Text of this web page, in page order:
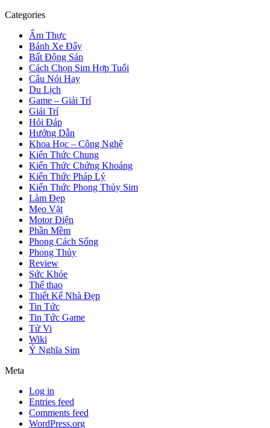
Categories
Ẩm Thực
Bánh Xe Đẩy
Bất Động Sản
Cách Chọn Sim Hợp Tuổi
Câu Nói Hay
Du Lịch
Game – Giải Trí
Giải Trí
Hỏi Đáp
Hướng Dẫn
Khoa Học – Công Nghệ
Kiến Thức Chung
Kiến Thức Chứng Khoáng
Kiến Thức Pháp Lý
Kiến Thức Phong Thủy Sim
Làm Đẹp
Mẹo Vặt
Motor Điện
Phần Mềm
Phong Cách Sống
Phong Thủy
Review
Sức Khỏe
Thể thao
Thiết Kế Nhà Đẹp
Tin Tức
Tin Tức Game
Tử Vi
Wiki
Ý Nghĩa Sim
Meta
Log in
Entries feed
Comments feed
WordPress.org